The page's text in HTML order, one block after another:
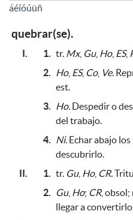
áéíóúüñ
quebrar(se).
I. 1. tr. Mx, Gu, Ho, ES,
2. Ho, ES, Co, Ve.
est.
3. Ho. Despedir o
del trabajo.
4. Ni. Echar abajo
descubrirlo.
II.
1. tr. Gu, Ho, CR.
2.
Gu, Ho; CR, obsol;
llegar a